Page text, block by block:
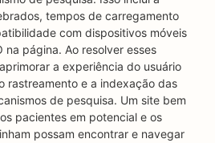
tempos de carregamento
com dispositivos móveis
na página. Ao resolver esses
a experiência do usuário
rastreamento e a indexação das
de pesquisa. Um site bem
pacientes em potencial e os
possam encontrar e navegar